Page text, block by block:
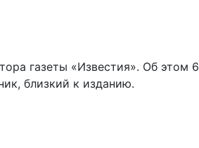
газеты «Известия». Об этом 6
близкий к изданию.